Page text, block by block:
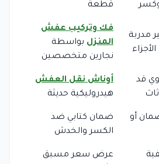
قطعة
مدربة
فك وتركيب عفش
المنزل بواسطة
نجارين متخصصين
قد
أوناش نقل العفش
هيدروليكية حديثة
أو
ضمان كتابي ضد
الكسر والخدش
عرض سعر مسبق